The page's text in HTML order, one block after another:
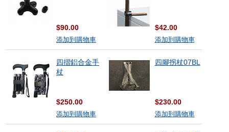
$90.00
添加到購物車
$42.00
添加到購物車
四摺鋁合金手
杖
$250.00
添加到購物車
四腳拐杖07BL
$230.00
添加到購物車